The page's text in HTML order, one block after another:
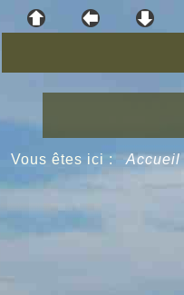
Vous êtes ici : Accueil